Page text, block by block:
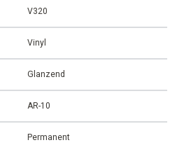
V320
Vinyl
Glanzend
AR-10
Permanent